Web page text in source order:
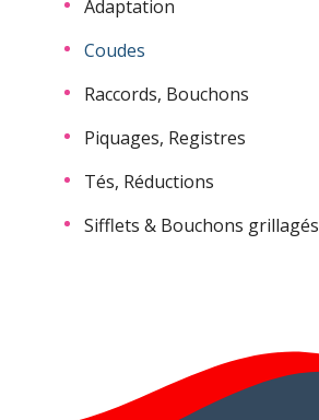
Adaptation
Coudes
Raccords, Bouchons
Piquages, Registres
Tés, Réductions
Sifflets & Bouchons grillagés